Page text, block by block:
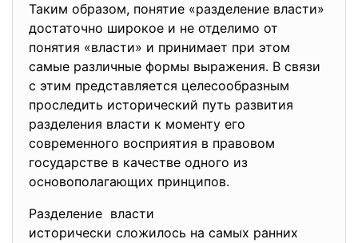
Таким образом, понятие «разделение власти»
достаточно широкое и не отделимо от
понятия «власти» и принимает при этом
самые различные формы выражения. В связи
с этим представляется целесообразным
проследить исторический путь развития
разделения власти к моменту его
современного восприятия в правовом
государстве в качестве одного из
основополагающих принципов.
Разделение власти
исторически сложилось на самых ранних